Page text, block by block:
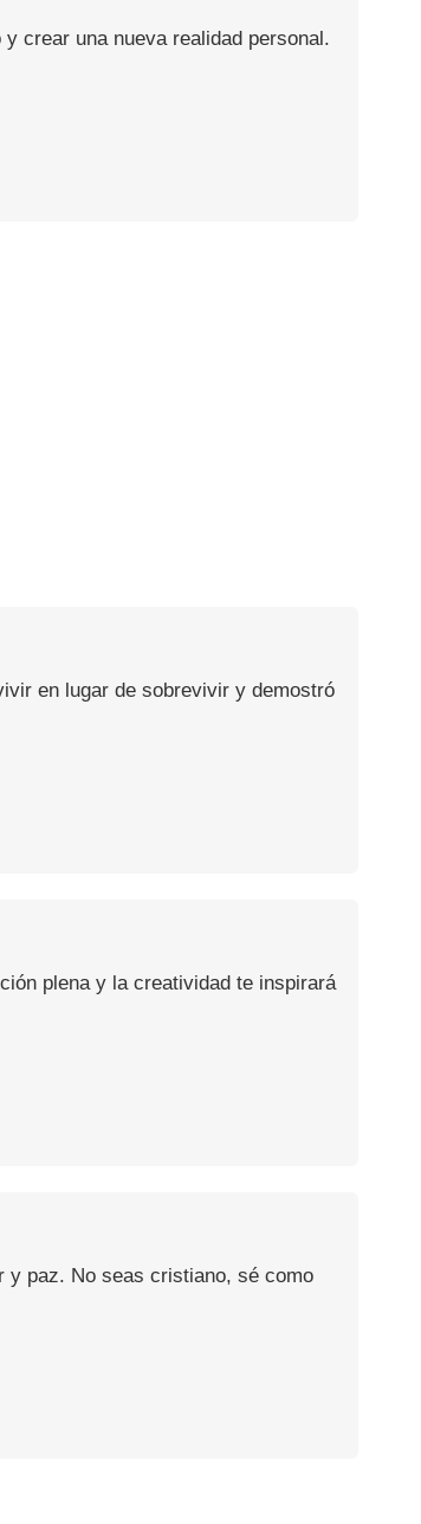
crear una nueva realidad personal.
en lugar de sobrevivir y demostró
plena y la creatividad te inspirará
y paz. No seas cristiano, sé como